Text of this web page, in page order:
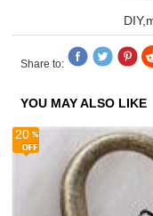
Share to:
YOU MAY ALSO LIKE
20